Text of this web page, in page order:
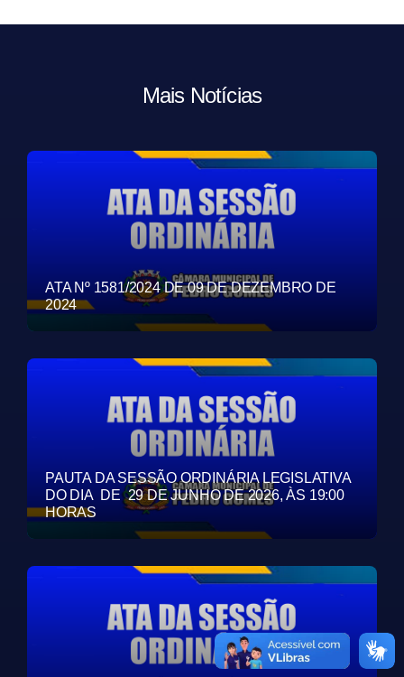
Mais Notícias
ATA Nº 1581/2024 DE 09 DE DEZEMBRO DE
2024
PAUTA DA SESSÃO ORDINÁRIA LEGISLATIVA
DO DIA DE 29 DE JUNHO DE 2026, ÀS 19:00
HORAS